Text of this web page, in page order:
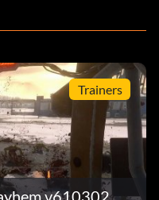
Trainers
v610302